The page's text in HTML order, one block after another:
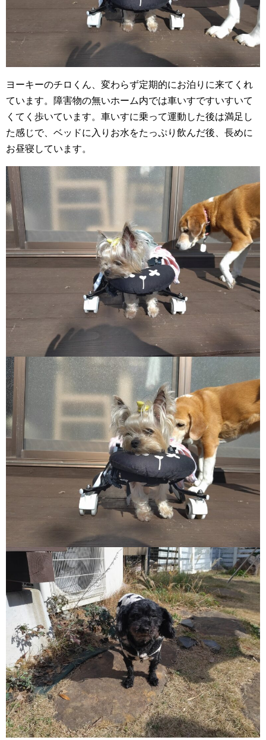
ヨーキーのチロくん、変わらず定期的にお泊りに来てくれ
ています。障害物の無いホーム内では車いすですいすいて
くてく歩いています。車いすに乗って運動した後は満足し
た感じで、ベッドに入りお水をたっぷり飲んだ後、長めに
お昼寝しています。